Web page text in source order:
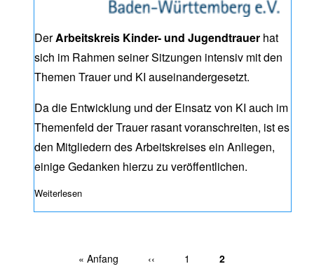
DerArbeitskreis Kinder- und Jugendtrauer hat
sich im Rahmen seiner Sitzungen intensiv mit den
Themen Trauer und KI auseinandergesetzt.
Da die Entwicklung und der Einsatz von KI auch im
Themenfeld der Trauer rasant voranschreiten, ist es
den Mitgliedern des Arbeitskreises ein Anliegen,
einige Gedanken hierzu zu veröffentlichen.
Weiterlesen
Erste Seite
« Anfang Vorherige Seite
‹‹ Page
1 Aktuelle Seite
2